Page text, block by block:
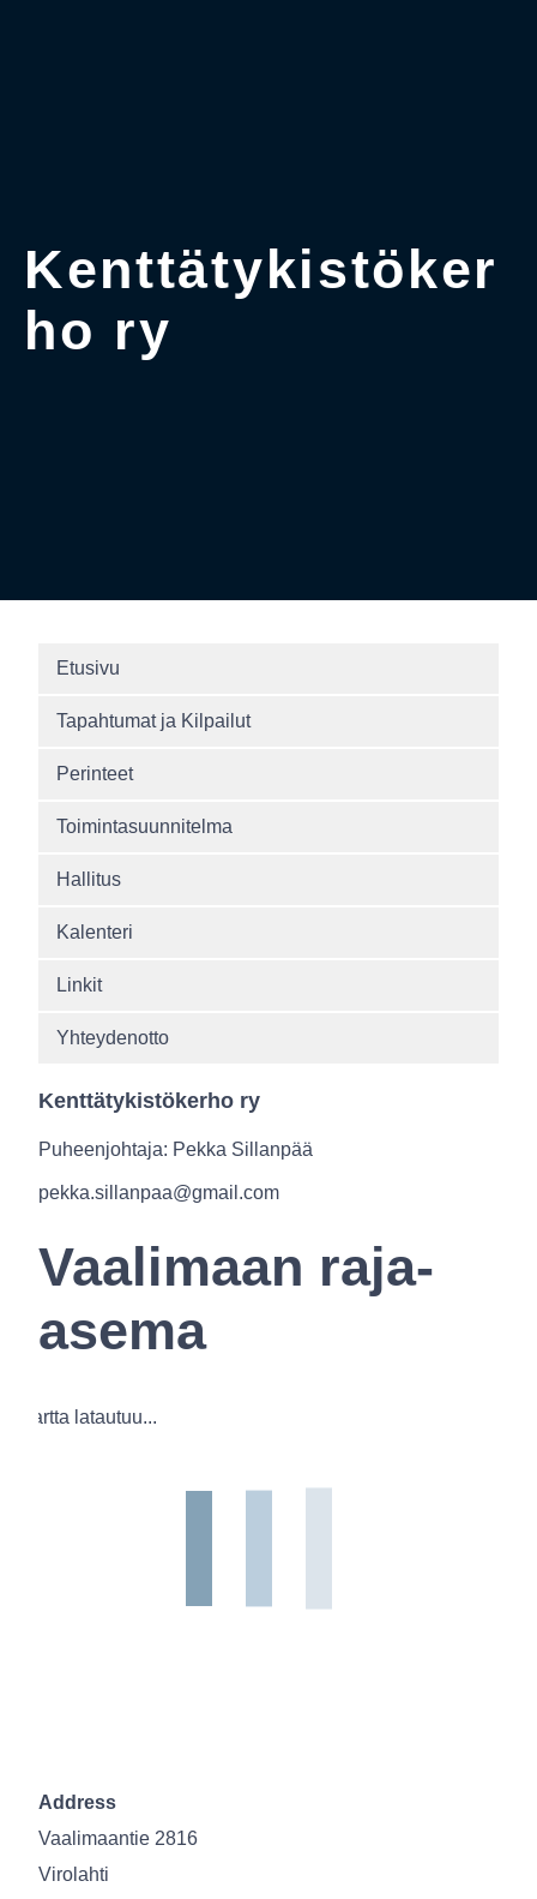
Kenttätykistöker
ho ry
Etusivu
Tapahtumat ja Kilpailut
Perinteet
Toimintasuunnitelma
Hallitus
Kalenteri
Linkit
Yhteydenotto
Kenttätykistökerho ry
Puheenjohtaja: Pekka Sillanpää
pekka.sillanpaa@gmail.com
Vaalimaan raja-
asema
Kartta latautuu...
Address
Vaalimaantie 2816
Virolahti